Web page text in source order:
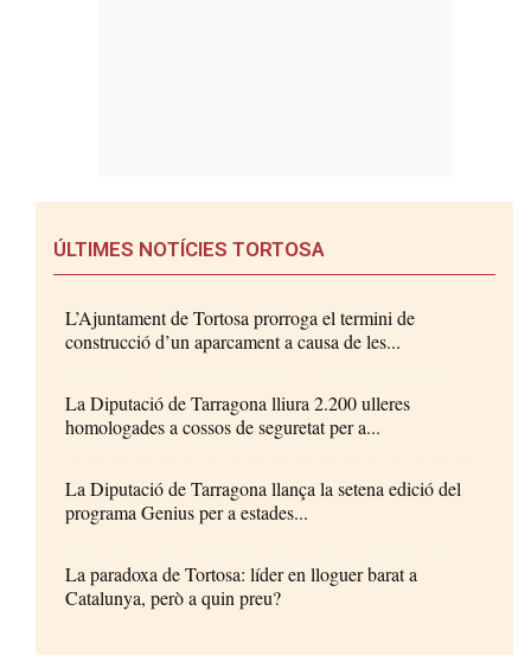
ÚLTIMES NOTÍCIES TORTOSA
L’Ajuntament de Tortosa prorroga el termini de
construcció d’un aparcament a causa de les...
La Diputació de Tarragona lliura 2.200 ulleres
homologades a cossos de seguretat per a...
La Diputació de Tarragona llança la setena edició del
programa Genius per a estades...
La paradoxa de Tortosa: líder en lloguer barat a
Catalunya, però a quin preu?